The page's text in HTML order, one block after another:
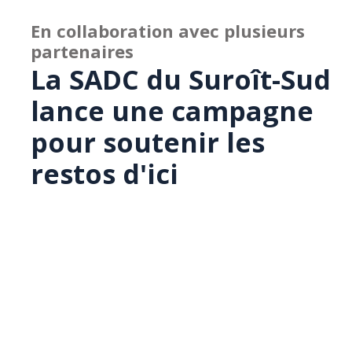
En collaboration avec plusieurs
partenaires
La SADC du Suroît-Sud
lance une campagne
pour soutenir les
restos d'ici